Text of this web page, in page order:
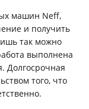
машин Neff,
и получить
так можно
выполнена
Долгосрочная
того, что